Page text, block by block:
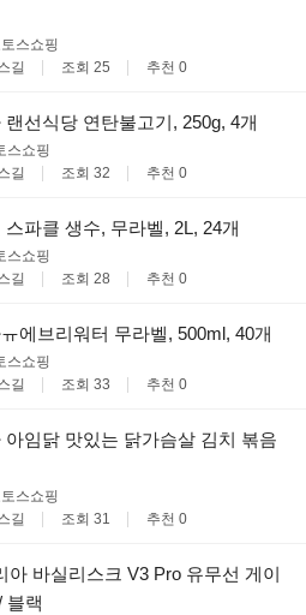
토스쇼핑
길 조회 25 추천 0
랜선식당 연탄불고기, 250g, 4개
스쇼핑
길 조회 32 추천 0
스파클 생수, 무라벨, 2L, 24개
스쇼핑
길 조회 28 추천 0
에브리워터 무라벨, 500ml, 40개
스쇼핑
길 조회 33 추천 0
아임닭 맛있는 닭가슴살 김치 볶음
토스쇼핑
길 조회 31 추천 0
아 바실리스크 V3 Pro 유무선 게이
블랙